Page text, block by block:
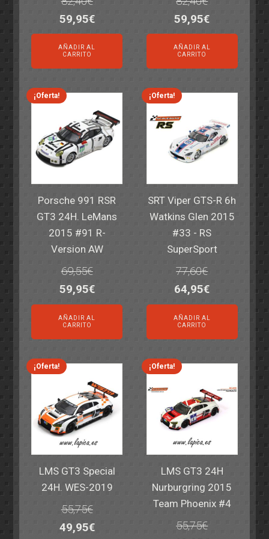
El
precio
original
era:
82,40€.
59,95€El
precio
es:
59,95€.
AÑADIR AL
CARRITO
El
precio
original
era:
82,40€.
59,95€El
precio
es:
59,95€.
AÑADIR AL
CARRITO
¡Oferta!
Porsche 991 RSR
GT3 24H. LeMans
2015 #91 R-
Version AW
69,55€
El
precio
original
era:
69,55€.
59,95€El
precio
actual
es:
59,95€.
AÑADIR AL
CARRITO
¡Oferta!
SRT Viper GTS-R 6h
Watkins Glen 2015
#33 - RS
SuperSport
77,60€
El
precio
original
era:
77,60€.
64,95€El
precio
actual
es:
64,95€.
AÑADIR AL
CARRITO
¡Oferta!
LMS GT3 Special
24H. WES-2019
55,75€
El
49,95€El
¡Oferta!
LMS GT3 24H
Nurburgring 2015
Team Phoenix #4
55,75€